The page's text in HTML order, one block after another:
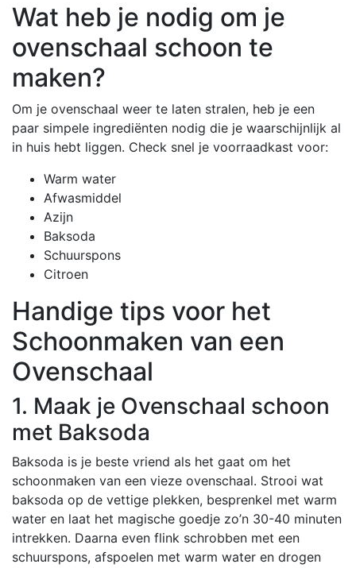
Wat heb je nodig om je
ovenschaal schoon te
maken?
Om je ovenschaal weer te laten stralen, heb je een
paar simpele ingrediënten nodig die je waarschijnlijk al
in huis hebt liggen. Check snel je voorraadkast voor:
Warm water
Afwasmiddel
Azijn
Baksoda
Schuurspons
Citroen
Handige tips voor het
Schoonmaken van een
Ovenschaal
1. Maak je Ovenschaal schoon
met Baksoda
Baksoda is je beste vriend als het gaat om het
schoonmaken van een vieze ovenschaal. Strooi wat
baksoda op de vettige plekken, besprenkel met warm
water en laat het magische goedje zo’n 30-40 minuten
intrekken. Daarna even flink schrobben met een
schuurspons, afspoelen met warm water en drogen